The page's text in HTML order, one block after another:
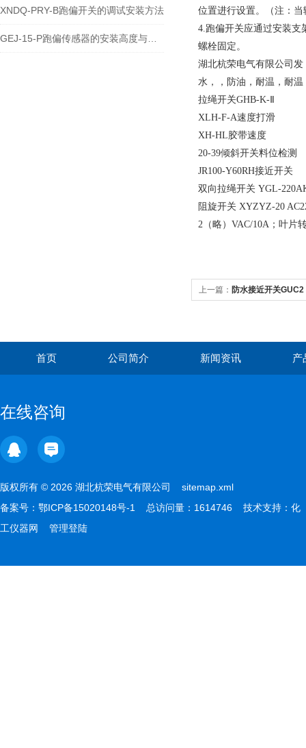
XNDQ-PRY-B跑偏开关的调试安装方法
位置进行设置。（注：
4.跑偏开关应通过安装支
螺栓固定。
湖北杭荣电气有限公司
水，，防油，耐温，耐
拉绳开关GHB-K-Ⅱ
XLH-F-A速度打滑
XH-HL胶带速度
20-39倾斜开关料位检测
JR100-Y60RH接近开关
双向拉绳开关 YGL-
阻旋开关 XYZYZ-20
2（略）VAC/10A；叶片
上一篇： 防水接近开关GUC2
首页 公司简介 新闻资讯 产
在线咨询
版权所有 © 2026 湖北杭荣电气有限公司 sitemap.xml
备案号： 鄂ICP备15020148号-1 总访问量：1614746 技术支持： 化
工仪器网
管理登陆